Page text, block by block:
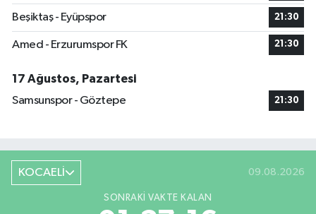
Beşiktaş - Eyüpspor 21:30
Amed - Erzurumspor FK 21:30
17 Ağustos, Pazartesi
Samsunspor - Göztepe
21:30
KOCAELİ 09.08.2026
SONRAKI VAKTE KALAN